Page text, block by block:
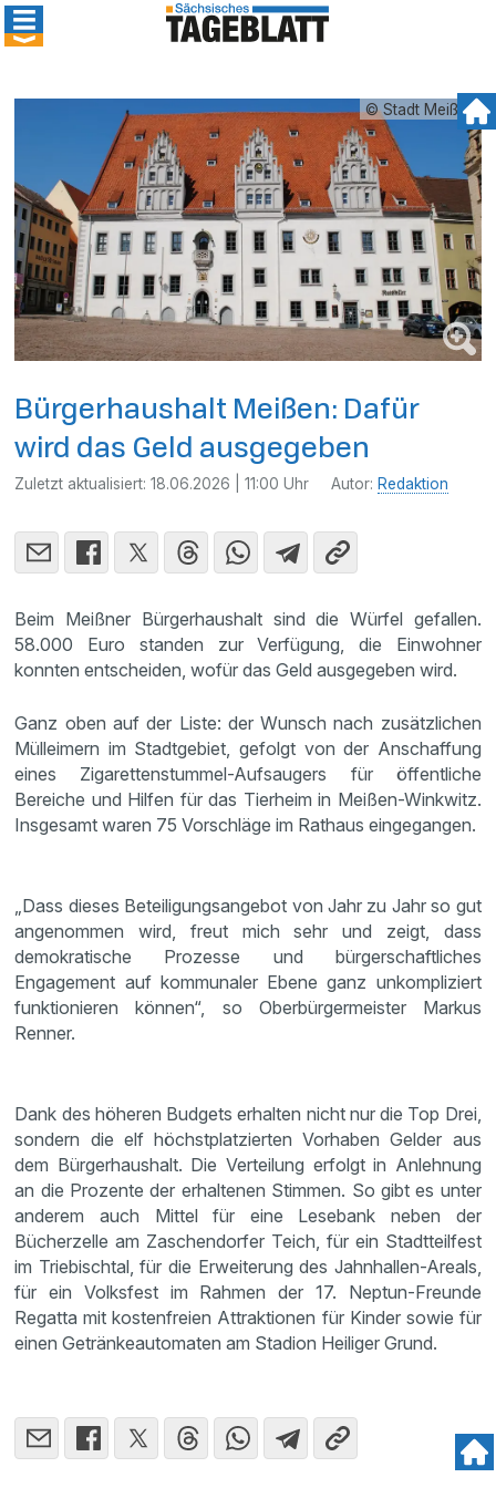
© Stadt Meißen
Bürgerhaushalt Meißen: Dafür
wird das Geld ausgegeben
Zuletzt aktualisiert:18.06.2026 | 11:00 Uhr Autor: Redaktion
Beim Meißner Bürgerhaushalt sind die Würfel gefallen.
58.000 Euro standen zur Verfügung, die Einwohner
konnten entscheiden, wofür das Geld ausgegeben wird.
Ganz oben auf der Liste: der Wunsch nach zusätzlichen
Mülleimern im Stadtgebiet, gefolgt von der Anschaffung
eines Zigarettenstummel-Aufsaugers für öffentliche
Bereiche und Hilfen für das Tierheim in Meißen-Winkwitz.
Insgesamt waren 75 Vorschläge im Rathaus eingegangen.
„Dass dieses Beteiligungsangebot von Jahr zu Jahr so gut
angenommen wird, freut mich sehr und zeigt, dass
demokratische Prozesse und bürgerschaftliches
Engagement auf kommunaler Ebene ganz unkompliziert
funktionieren können“, so Oberbürgermeister Markus
Renner.
Dank des höheren Budgets erhalten nicht nur die Top Drei,
sondern die elf höchstplatzierten Vorhaben Gelder aus
dem Bürgerhaushalt. Die Verteilung erfolgt in Anlehnung
an die Prozente der erhaltenen Stimmen. So gibt es unter
anderem auch Mittel für eine Lesebank neben der
Bücherzelle am Zaschendorfer Teich, für ein Stadtteilfest
im Triebischtal, für die Erweiterung des Jahnhallen-Areals,
für ein Volksfest im Rahmen der 17. Neptun-Freunde
Regatta mit kostenfreien Attraktionen für Kinder sowie für
einen Getränkeautomaten am Stadion Heiliger Grund.